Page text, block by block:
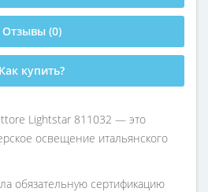
Отзывы (0)
Как купить?
Lightstar 811032 — это
освещение итальянского
обязательную сертификацию